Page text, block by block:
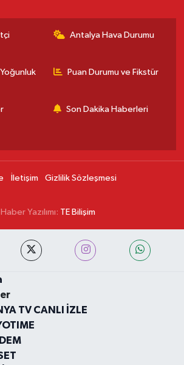
Antalya Hava Durumu
Puan Durumu ve Fikstür
Son Dakika Haberleri
İletişim Gizlilik Sözleşmesi
Haber Yazılımı: TE Bilişim
TV CANLI İZLE